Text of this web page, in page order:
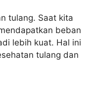
tulang. Saat kita
beban
lebih kuat. Hal ini
tulang dan